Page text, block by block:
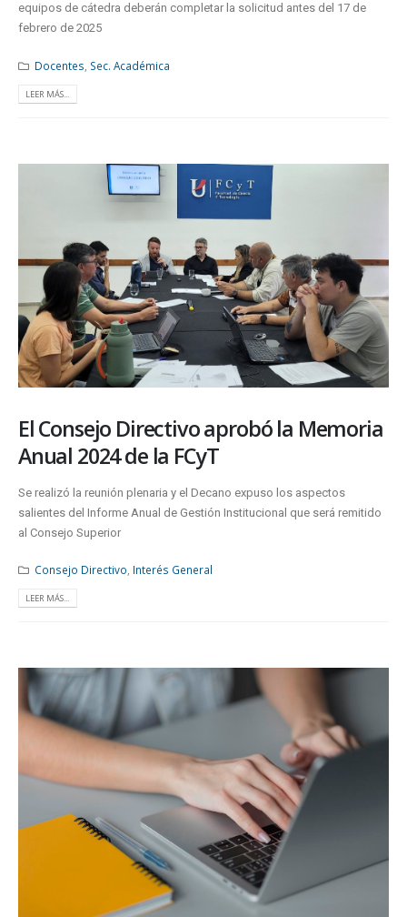
equipos de cátedra deberán completar la solicitud antes del 17 de
febrero de 2025
Docentes Sec. Académica
LEER MÁS...
El Consejo Directivo aprobó la Memoria
Anual 2024 de la FCyT
Se realizó la reunión plenaria y el Decano expuso los aspectos
salientes del Informe Anual de Gestión Institucional que será remitido
al Consejo Superior
Consejo Directivo Interés General
LEER MÁS...